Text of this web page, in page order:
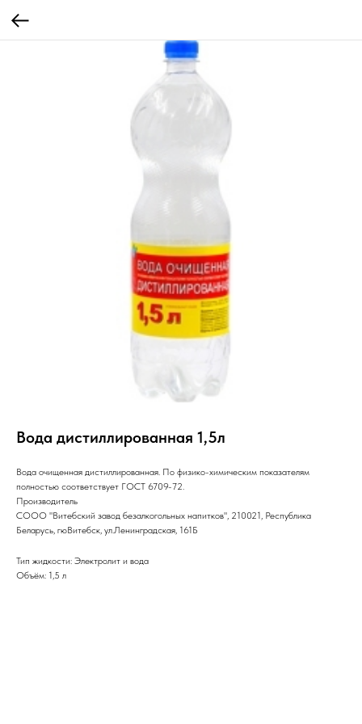
Вода дистиллированная 1,5л
Вода очищенная дистиллированная. По физико-химическим показателям
полностью соответствует ГОСТ 6709-72.
Производитель
СООО "Витебский завод безалкогольных напитков", 210021, Республика
Беларусь, гюВитебск, ул.Ленинградская, 161Б
Тип жидкости: Электролит и вода
Объём: 1,5 л